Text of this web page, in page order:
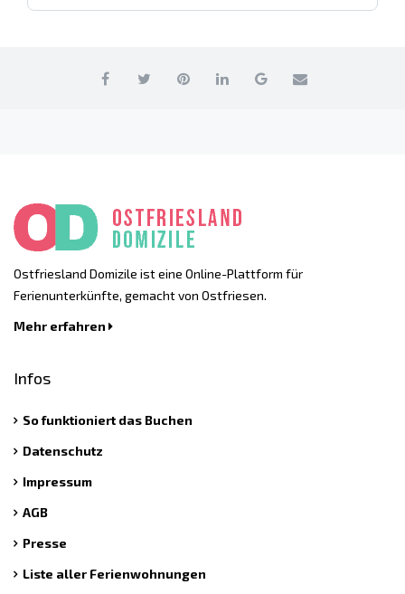
Ostfriesland Domizile ist eine Online-Plattform für
Ferienunterkünfte, gemacht von Ostfriesen.
Mehr erfahren
Infos
So funktioniert das Buchen
Datenschutz
Impressum
AGB
Presse
Liste aller Ferienwohnungen